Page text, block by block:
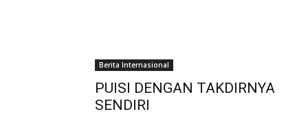
Berita Internasional
PUISI DENGAN TAKDIRNYA
SENDIRI